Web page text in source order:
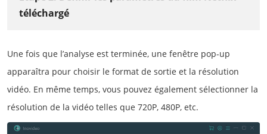
téléchargé
Une fois que l’analyse est terminée, une fenêtre pop-up
apparaîtra pour choisir le format de sortie et la résolution
vidéo. En même temps, vous pouvez également sélectionner la
résolution de la vidéo telles que 720P, 480P, etc.